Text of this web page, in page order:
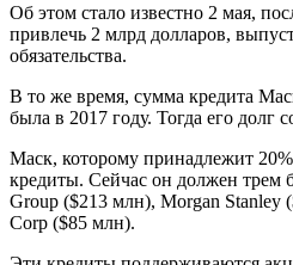
Об этом стало известно 2 мая,
привлечь 2 млрд долларов,
обязательства.
В то же время, сумма кредита
была в 2017 году. Тогда его долг
Маск, которому принадлежит
кредиты. Сейчас он должен трем
Group ($213 млн), Morgan Stanley
Corp ($85 млн).